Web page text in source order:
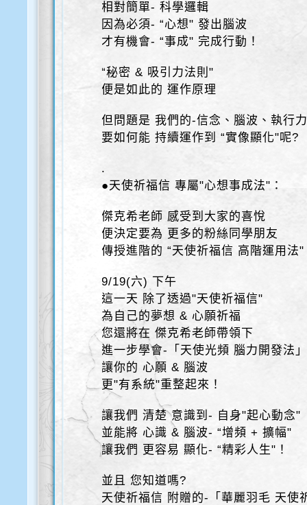
相對簡單- 科學邏輯
因為必須- “心想" 發出腦波
才有機會- “事成" 完成行動！
“秘密 & 吸引力法則"
便是如此的 運作原理
但問題是 我們的-信念、腦波、執行
要如何能 持續運作到 “實像顯化"呢?
.
●天使祈福信 專屬"心想事成法"：
傑克希老師 感受到大家的喜悅
便決定要為 更多的粉絲同學朋友
傳授進階的 “天使祈福信 高階運用法"
9/19(六) 下午
這一天 除了透過"天使祈福信"
為自己的夢想 & 心願祈福
您還將在 傑克希老師帶領下
進一步學會-「天使光頻 腦力開發法
讓你的 心願 & 腦波
更"有系統"重整起來！
讓我們 清楚 意識到- 自身"起心動念"
並能將 心識 & 腦波- “增頻 + 擴幅"
讓我們 更容易 顯化- “精彩人生"！
並且 您知道嗎?
天使祈福信 附贈的-「華麗羽毛 天使